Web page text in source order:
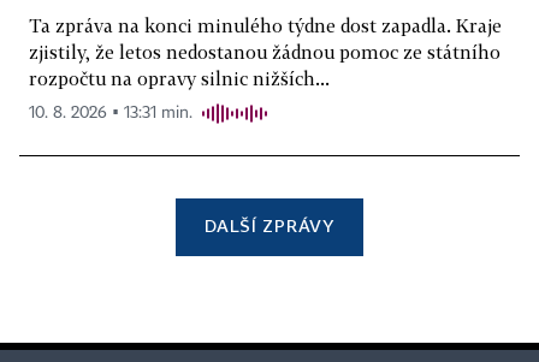
Ta zpráva na konci minulého týdne dost zapadla. Kraje
zjistily, že letos nedostanou žádnou pomoc ze státního
rozpočtu na opravy silnic nižších...
10. 8. 2026 ▪ 13:31 min.
DALŠÍ ZPRÁVY